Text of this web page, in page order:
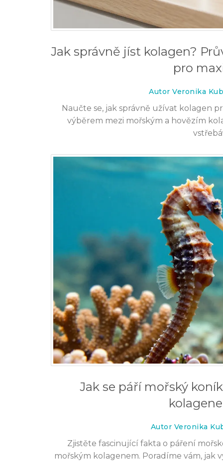
Jak správně jíst kolagen?
pro
Autor Veronika
Naučte se, jak správně užívat kolagen
výběrem mezi mořským a hovězím
Jak se páří mořský
Autor Veronika
Zjistěte fascinující fakta o páření
mořským kolagenem. Poradíme vám, jak